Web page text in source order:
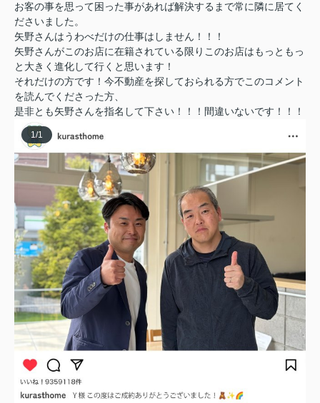
お客の事を思って困った事があれば解決するまで常に隣に居てく
ださいました。
矢野さんはうわべだけの仕事はしません！！！
矢野さんがこのお店に在籍されている限りこのお店はもっともっ
と大きく進化して行くと思います！
それだけの方です！今不動産を探しておられる方でこのコメント
を読んでくださった方、
是非とも矢野さんを指名して下さい！！！間違いないです！！！
1/1